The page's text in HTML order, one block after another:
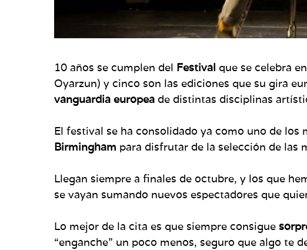
10 años se cumplen del Festival que se celebra
Oyarzun) y cinco son las ediciones que su gira
vanguardia europea de distintas disciplinas
El festival se ha consolidado ya como uno de
Birmingham para disfrutar de la selección de las
Llegan siempre a finales de octubre, y los que
se vayan sumando nuevos espectadores que
Lo mejor de la cita es que siempre consigue
“enganche” un poco menos, seguro que algo te